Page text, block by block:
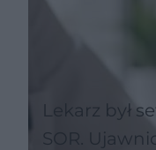
Lekarz był
SOR.